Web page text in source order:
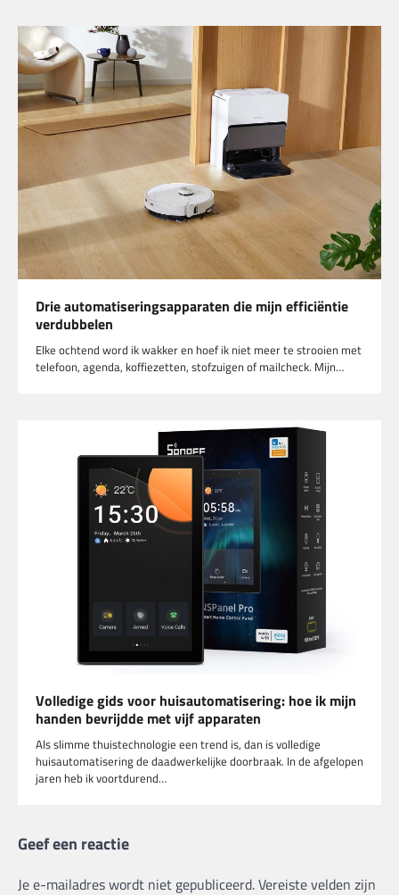
Drie automatiseringsapparaten die mijn efficiëntie
verdubbelen
Elke ochtend word ik wakker en hoef ik niet meer te strooien met
telefoon, agenda, koffiezetten, stofzuigen of mailcheck. Mijn…
Volledige gids voor huisautomatisering: hoe ik mijn
handen bevrijdde met vijf apparaten
Als slimme thuistechnologie een trend is, dan is volledige
huisautomatisering de daadwerkelijke doorbraak. In de afgelopen
jaren heb ik voortdurend…
Geef een reactie
Je e-mailadres wordt niet gepubliceerd.Vereiste velden zijn